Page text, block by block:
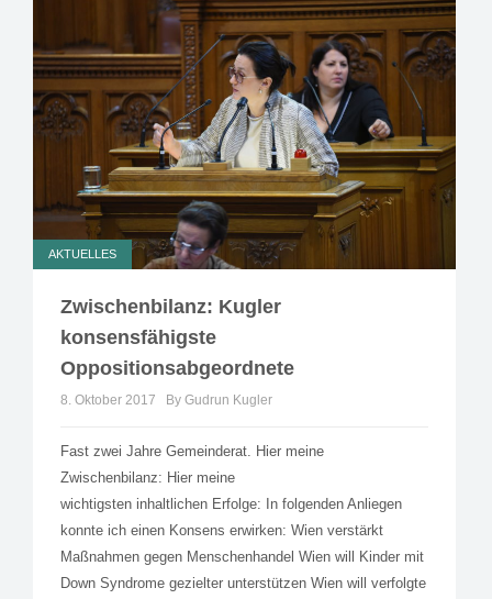
AKTUELLES
Zwischenbilanz: Kugler
konsensfähigste
Oppositionsabgeordnete
8. Oktober 2017 By Gudrun Kugler
Fast zwei Jahre Gemeinderat. Hier meine
Zwischenbilanz: Hier meine
wichtigsten inhaltlichen Erfolge: In folgenden Anliegen
konnte ich einen Konsens erwirken: Wien verstärkt
Maßnahmen gegen Menschenhandel Wien will Kinder mit
Down Syndrome gezielter unterstützen Wien will verfolgte